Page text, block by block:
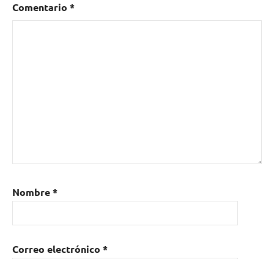
Comentario *
Nombre*
Correo electrónico *